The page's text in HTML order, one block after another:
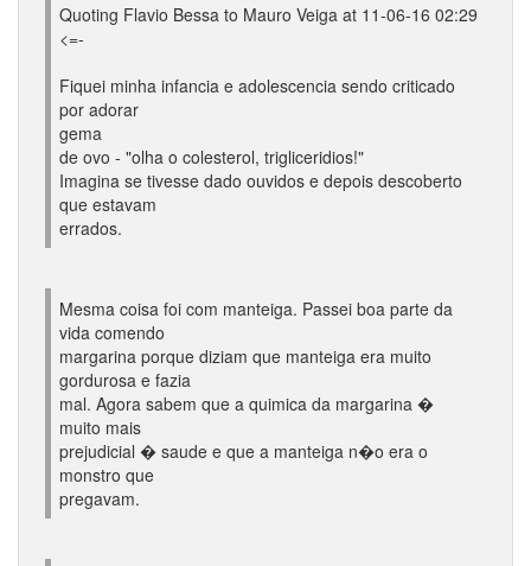
Quoting Flavio Bessa to Mauro Veiga at 11-06-16 02:29
<=-
Fiquei minha infancia e adolescencia sendo criticado
por adorar
gema
de ovo - "olha o colesterol, trigliceridios!"
Imagina se tivesse dado ouvidos e depois descoberto
que estavam
errados.
Mesma coisa foi com manteiga. Passei boa parte da
vida comendo
margarina porque diziam que manteiga era muito
gordurosa e fazia
mal. Agora sabem que a quimica da margarina �
muito mais
prejudicial � saude e que a manteiga n�o era o
monstro que
pregavam.